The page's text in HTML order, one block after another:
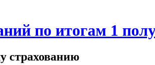
по итогам 1
страхованию